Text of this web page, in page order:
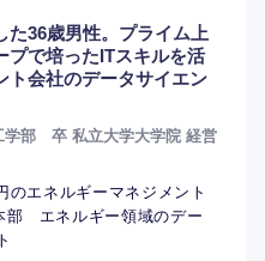
た36歳男性。プライム上
プで培ったITスキルを活
ト会社のデータサイエン
部 卒 私立大学大学院 経営
のエネルギーマネジメント
部 エネルギー領域のデー